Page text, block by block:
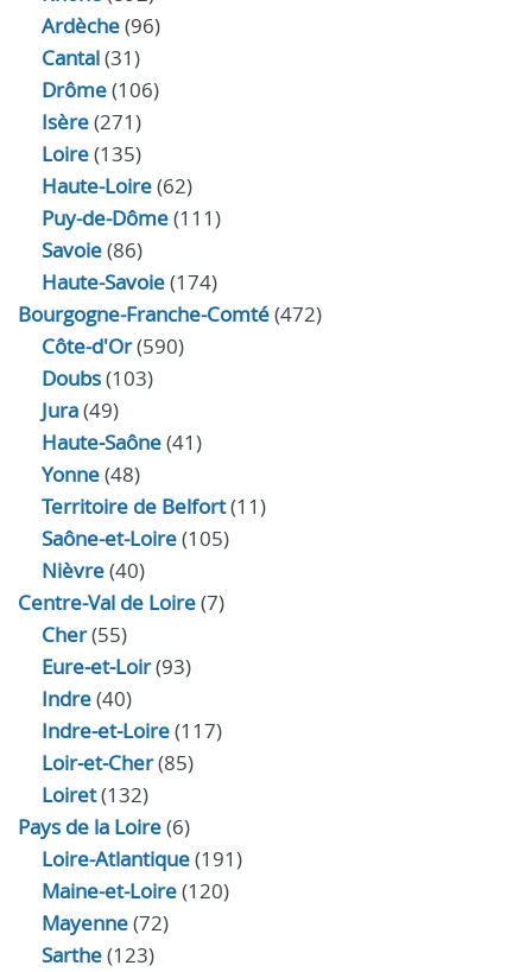
Ardèche(96)
Cantal(31)
Drôme(106)
Isère(271)
Loire(135)
Haute-Loire(62)
Puy-de-Dôme(111)
Savoie(86)
Haute-Savoie(174)
Bourgogne-Franche-Comté(472)
Côte-d'Or(590)
Doubs(103)
Jura(49)
Haute‑Saône(41)
Yonne(48)
Territoire de Belfort(11)
Saône-et-Loire(105)
Nièvre(40)
Centre-Val de Loire(7)
Cher(55)
Eure‑et‑Loir(93)
Indre(40)
Indre‑et‑Loire(117)
Loir‑et‑Cher(85)
Loiret(132)
Pays de la Loire(6)
Loire-Atlantique(191)
Maine-et-Loire(120)
Mayenne(72)
Sarthe(123)